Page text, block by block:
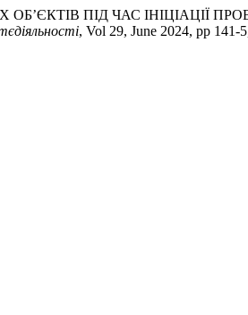
ОБ’ЄКТІВ ПІД ЧАС ІНІЦІАЦІЇ
, Vol 29, June 2024, pp 141-